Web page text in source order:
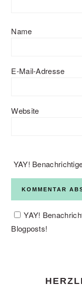
Name
E-Mail-Adresse
Website
YAY!
YAY!
Blogposts!